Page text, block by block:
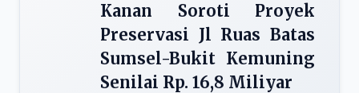
Kanan Soroti Proyek
Preservasi Jl Ruas Batas
Sumsel-Bukit Kemuning
Senilai Rp. 16,8 Miliyar